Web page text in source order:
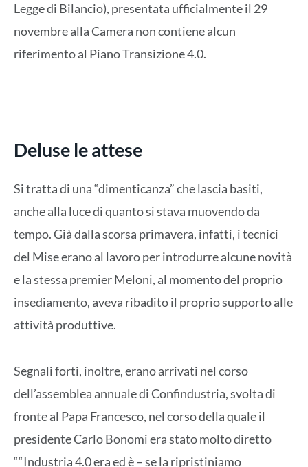
Legge di Bilancio), presentata ufficialmente il 29
novembre alla Camera non contiene alcun
riferimento al Piano Transizione 4.0.
Deluse le attese
Si tratta di una “dimenticanza” che lascia basiti,
anche alla luce di quanto si stava muovendo da
tempo. Già dalla scorsa primavera, infatti, i tecnici
del Mise erano al lavoro per introdurre alcune novità
e la stessa premier Meloni, al momento del proprio
insediamento, aveva ribadito il proprio supporto alle
attività produttive.
Segnali forti, inoltre, erano arrivati nel corso
dell’assemblea annuale di Confindustria, svolta di
fronte al Papa Francesco, nel corso della quale il
presidente Carlo Bonomi era stato molto diretto
““Industria 4.0 era ed è – se la ripristiniamo